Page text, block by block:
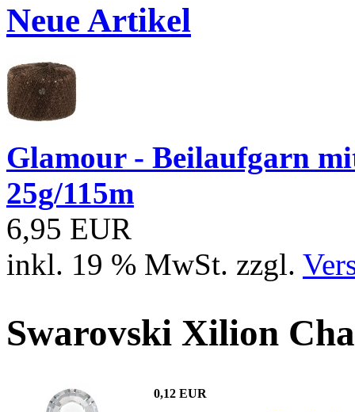
Neue Artikel
Glamour - Beilaufgarn
25g/115m
6,95 EUR
inkl. 19 % MwSt. zzgl.
Swarovski Xilion
0,12 EUR